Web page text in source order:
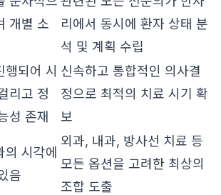
개별 소
리에서 동시에 환자 상태 분
석 및 계획 수립
행되어 시
리고 정
성 존재
신속하고 통합적인 의사결
정으로 최적의 치료 시기 확
보
시각에
음
외과, 내과, 방사선 치료 등
모든 옵션을 고려한 최상의
조합 도출